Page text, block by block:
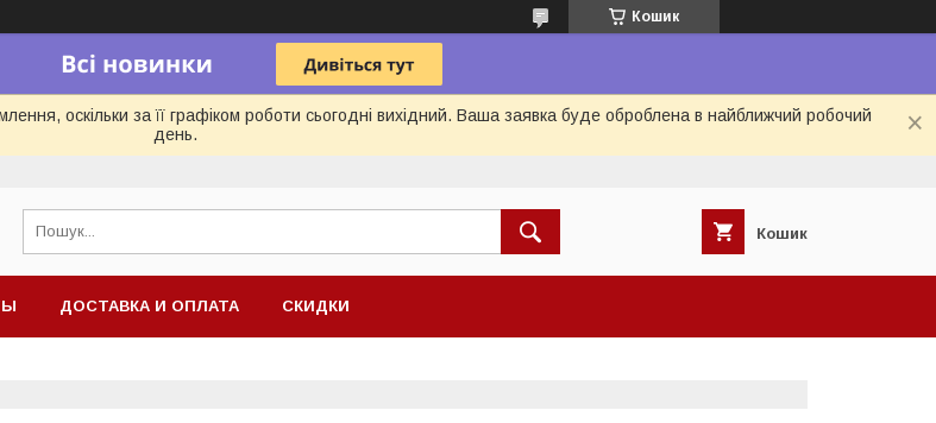
Кошик
оскільки за її графіком роботи сьогодні вихідний. Ваша заявка буде оброблена в найближчий робочий
день.
Кошик
ДОСТАВКА И ОПЛАТА СКИДКИ